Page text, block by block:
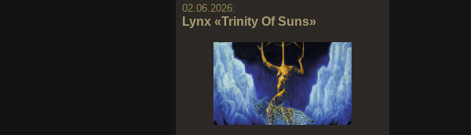
02.06.2026:
Lynx «Trinity Of Suns»